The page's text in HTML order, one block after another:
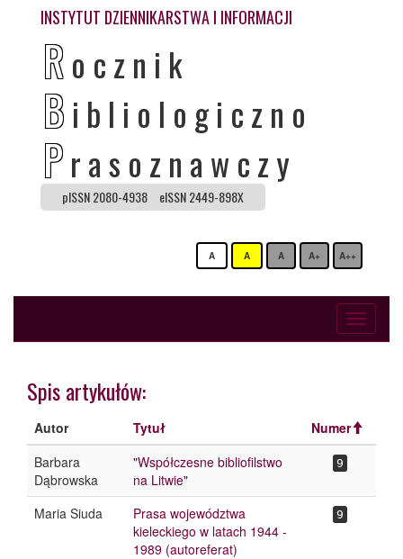
INSTYTUT DZIENNIKARSTWA I INFORMACJI
Rocznik
B ibliologiczno
Prasoznawczy
pISSN 2080-4938 eISSN 2449-898X
A A A A+ A++
Toggle
Spis artykułów:
Autor Tytuł
Numer
Barbara
Dąbrowska
"Współczesne bibliofilstwo
na Litwie"
9
Maria Siuda
Prasa województwa
kieleckiego w latach 1944 -
1989 (autoreferat)
9